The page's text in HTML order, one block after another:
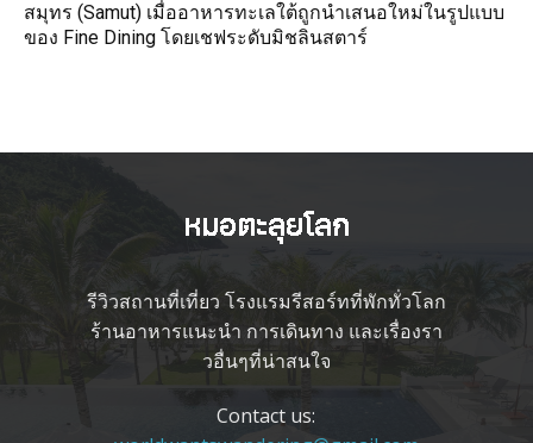
สมุทร (Samut) เมื่ออาหารทะเลใต้ถูกนำเสนอใหม่ในรูปแบบ
ของ Fine Dining โดยเชฟระดับมิชลินสตาร์
รีวิวสถานที่เที่ยว โรงแรมรีสอร์ทที่พักทั่วโลก
ร้านอาหารแนะนำ การเดินทาง และเรื่องรา
วอื่นๆที่น่าสนใจ
Contact us: